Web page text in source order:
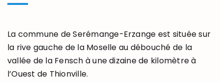
La commune de Serémange-Erzange est située sur
la rive gauche de la Moselle au débouché de la
vallée de la Fensch à une dizaine de kilomètre à
l’Ouest de Thionville.